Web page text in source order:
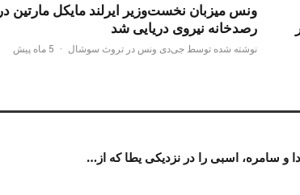
ونس میزبان نخست‌وزیر ایرلند مایکل مارتین در
رصدخانه نیروی دریایی شد
نوشته شده توسط جی‌دی ونس در تروث سوشال · 5 ماه پیش
و سامره، اسبی را در نزدیکی یطا که از…